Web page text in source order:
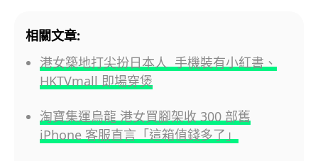
相關文章:
港女築地打尖扮日本人 手機裝有小紅書、
HKTVmall 即場穿煲
淘寶集運烏龍 港女買腳架收 300 部舊
iPhone 客服直言「這箱值錢多了」